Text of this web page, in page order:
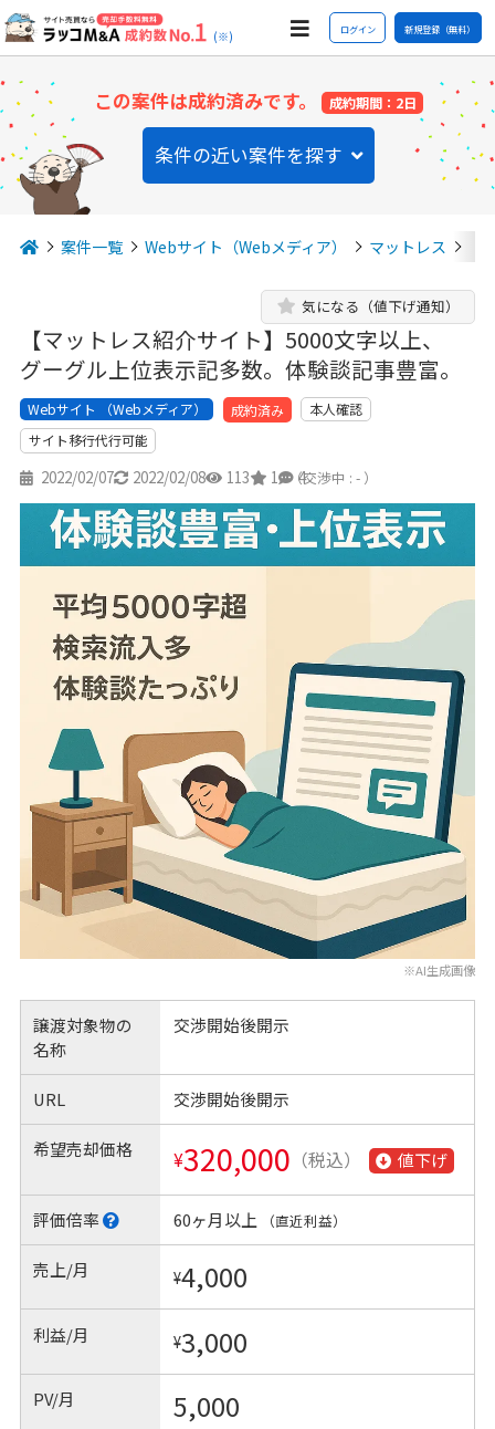
(※) ログイン 新規登録（無料）
この案件は成約済みです。 成約期間：2日
条件の近い案件を探す
案件一覧 Webサイト（Webメディア） マットレス
【マットレス紹介サイト】5000文字以上、
グーグル上位表示記多数。体験談記事豊富。
気になる（値下げ通知）
Webサイト （Webメディア） 成約済み
本人確認
サイト移行代行可能
2022/02/07 2022/02/08 113 1 4
（交渉中 : - ）
※AI生成画像
譲渡対象物の
名称
交渉開始後開示
URL 交渉開始後開示
希望売却価格 ¥320,000 （税込） 値下げ
評価倍率 60ヶ月以上 （直近利益）
売上/月 ¥4,000
利益/月 ¥3,000
PV/月 5,000